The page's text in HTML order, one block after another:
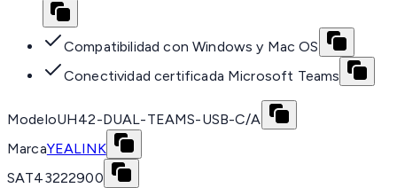
Compatibilidad con Windows y Mac OS
Conectividad certificada Microsoft Teams
ModeloUH42-DUAL-TEAMS-USB-C/A
MarcaYEALINK
SAT43222900